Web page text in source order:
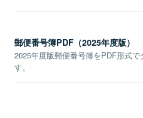
郵便番号簿PDF（2025年度版）
2025年度版郵便番号簿をPDF形式で
す。